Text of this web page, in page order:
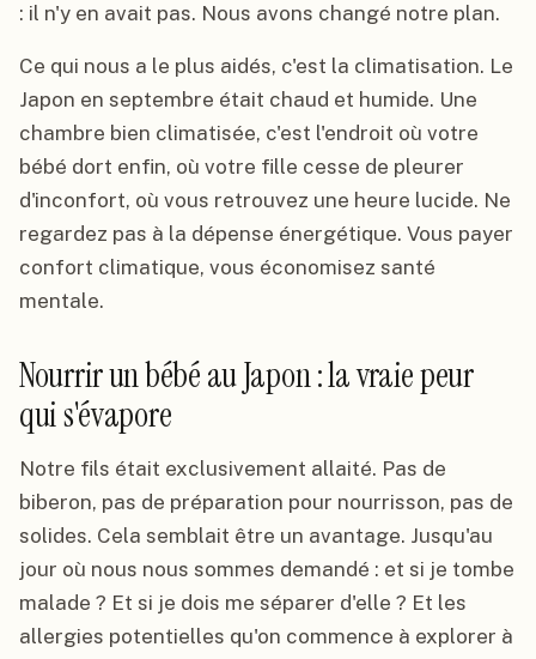
: il n'y en avait pas. Nous avons changé notre plan.
Ce qui nous a le plus aidés, c'est la climatisation. Le
Japon en septembre était chaud et humide. Une
chambre bien climatisée, c'est l'endroit où votre
bébé dort enfin, où votre fille cesse de pleurer
d'inconfort, où vous retrouvez une heure lucide. Ne
regardez pas à la dépense énergétique. Vous payer
confort climatique, vous économisez santé
mentale.
Nourrir un bébé au Japon : la vraie peur
qui s'évapore
Notre fils était exclusivement allaité. Pas de
biberon, pas de préparation pour nourrisson, pas de
solides. Cela semblait être un avantage. Jusqu'au
jour où nous nous sommes demandé : et si je tombe
malade ? Et si je dois me séparer d'elle ? Et les
allergies potentielles qu'on commence à explorer à